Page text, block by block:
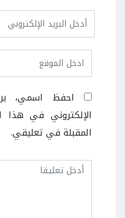
احفظ اسمي،
الإلكتروني في هذا
المقبلة في تعليقي.